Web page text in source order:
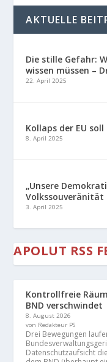
AKTUELLE
Die stille Gefahr:
wissen müssen –
22. April 2025
Kollaps der EU
8. April 2025
„Unsere
Volkssouveränität
3. April 2025
APOLUT RSS
Kontrollfreie
BND
8. August 2026
von Redakteur PS
Drei Bewegungen
Datenschutzaufsicht